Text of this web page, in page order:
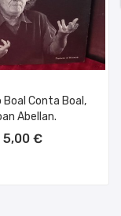
Conta Boal,
Abellan.
5,00 €